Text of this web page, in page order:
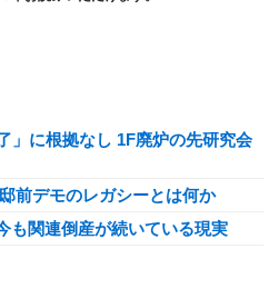
」に根拠なし 1F廃炉の先研究会
前デモのレガシーとは何か
も関連倒産が続いている現実